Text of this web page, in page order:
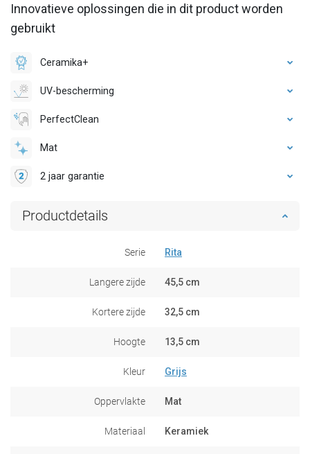
Innovatieve oplossingen die in dit product worden
gebruikt
Ceramika+
UV-bescherming
PerfectClean
Mat
2 jaar garantie
Productdetails
Serie Rita
Langere zijde 45,5 cm
Kortere zijde 32,5 cm
Hoogte 13,5 cm
Kleur Grijs
Oppervlakte Mat
Materiaal Keramiek